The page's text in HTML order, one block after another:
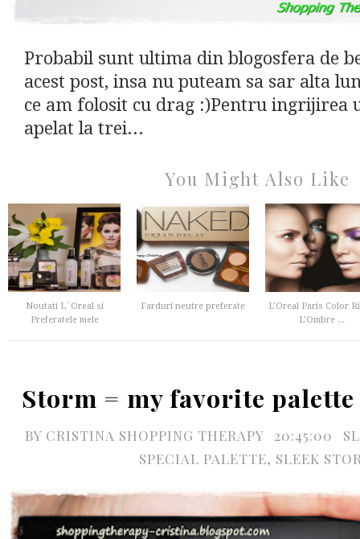
Probabil sunt ultima din blogosfera de
acest post, insa nu puteam sa sar alta
ce am folosit cu drag :)Pentru ingrijirea
apelat la trei...
You Might Also Like
Noutati L`Oreal si
Preferatele mele
Farduri neutre preferate
L’Oreal Paris Color
L’Ombre ...
Storm = my favorite
BY CRISTINA SHOPPING THERAPY 20:45:00
SPECIAL PALETTE, SLEEK